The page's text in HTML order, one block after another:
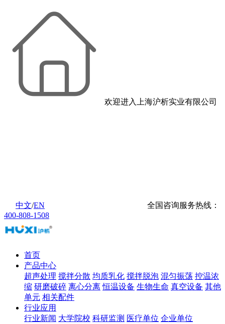
欢迎进入上海沪析实业有限公司
中文/EN
全国咨询服务热线：
400-808-1508
首页
产品中心
超声处理 搅拌分散 均质乳化 搅拌脱泡 混匀振荡 控温浓
缩 研磨破碎 离心分离 恒温设备 生物生命 真空设备 其他
单元 相关配件
行业应用
行业新闻 大学院校 科研监测 医疗单位 企业单位